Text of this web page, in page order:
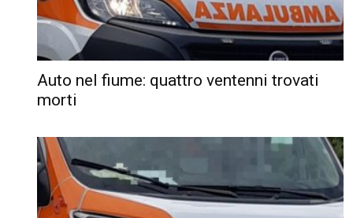
Auto nel fiume: quattro ventenni trovati
morti